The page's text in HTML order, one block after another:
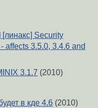
Security
affects 3.5.0, 3.4.6 and
3.1.7 (2010)
в кде 4.6 (2010)